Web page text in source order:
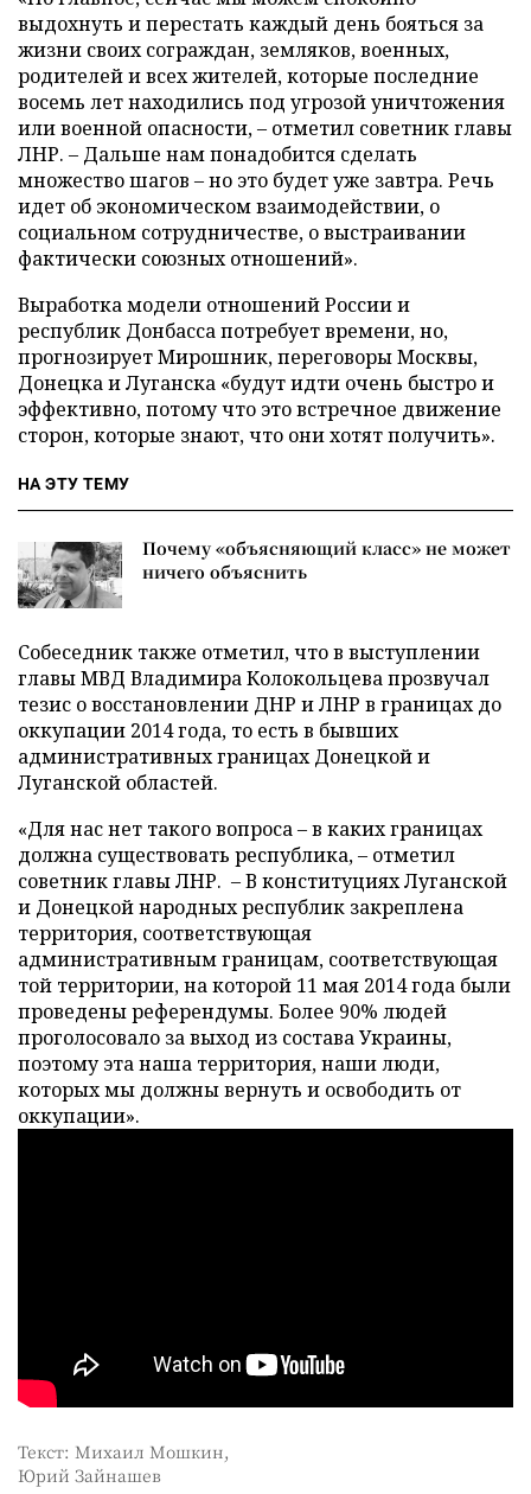
выдохнуть и перестать каждый день бояться за
жизни своих сограждан, земляков, военных,
родителей и всех жителей, которые последние
восемь лет находились под угрозой уничтожения
или военной опасности, – отметил советник главы
ЛНР. – Дальше нам понадобится сделать
множество шагов – но это будет уже завтра. Речь
идет об экономическом взаимодействии, о
социальном сотрудничестве, о выстраивании
фактически союзных отношений».
Выработка модели отношений России и
республик Донбасса потребует времени, но,
прогнозирует Мирошник, переговоры Москвы,
Донецка и Луганска «будут идти очень быстро и
эффективно, потому что это встречное движение
сторон, которые знают, что они хотят получить».
НА ЭТУ ТЕМУ
Почему «объясняющий класс» не может
ничего объяснить
Собеседник также отметил, что в выступлении
главы МВД Владимира Колокольцева прозвучал
тезис о восстановлении ДНР и ЛНР в границах до
оккупации 2014 года, то есть в бывших
административных границах Донецкой и
Луганской областей.
«Для нас нет такого вопроса – в каких границах
должна существовать республика, – отметил
советник главы ЛНР. – В конституциях Луганской
и Донецкой народных республик закреплена
территория, соответствующая
административным границам, соответствующая
той территории, на которой 11 мая 2014 года были
проведены референдумы. Более 90% людей
проголосовало за выход из состава Украины,
поэтому эта наша территория, наши люди,
которых мы должны вернуть и освободить от
оккупации».
Текст: Михаил Мошкин,
Юрий Зайнашев